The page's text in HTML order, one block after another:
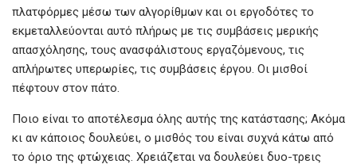
πλατφόρμες μέσω των αλγορίθμων και οι εργοδότες το
εκμεταλλεύονται αυτό πλήρως με τις συμβάσεις μερικής
απασχόλησης, τους ανασφάλιστους εργαζόμενους, τις
απλήρωτες υπερωρίες, τις συμβάσεις έργου. Οι μισθοί
πέφτουν στον πάτο.
Ποιο είναι το αποτέλεσμα όλης αυτής της κατάστασης; Ακόμα
κι αν κάποιος δουλεύει, ο μισθός του είναι συχνά κάτω από
το όριο της φτώχειας. Χρειάζεται να δουλεύει δυο-τρεις